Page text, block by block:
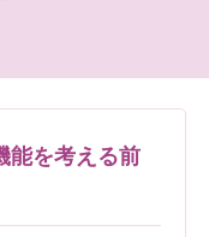
能を考える前